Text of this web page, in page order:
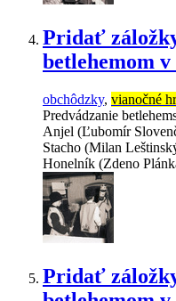
Pridať
betlehemom
obchôdzky, vianočné
Predvádzanie
Anjel (Ľubomír
Stacho (Milan
Honelník (Zdeno
Pridať